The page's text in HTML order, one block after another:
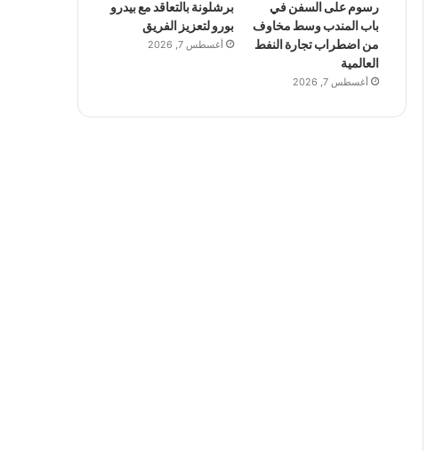
رسوم على السفن في
باب المندب وسط مخاوف
من اضطراب تجارة النفط
العالمية
أغسطس 7, 2026
برشلونة بالتعاقد مع بيدرو
بورو لتعزيز الفريق
أغسطس 7, 2026